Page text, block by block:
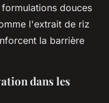
douces
l'extrait de riz
la barrière
dans les